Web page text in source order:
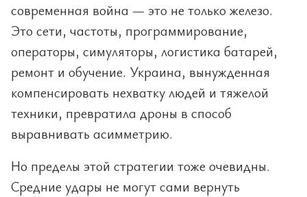
современная война — это не только железо.
Это сети, частоты, программирование,
операторы, симуляторы, логистика батарей,
ремонт и обучение. Украина, вынужденная
компенсировать нехватку людей и тяжелой
техники, превратила дроны в способ
выравнивать асимметрию.
Но пределы этой стратегии тоже очевидны.
Средние удары не могут сами вернуть